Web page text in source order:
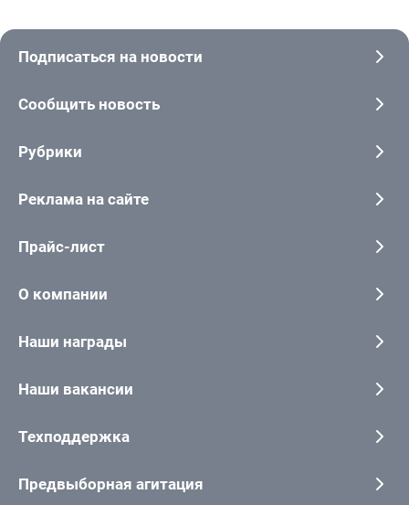
Подписаться на новости
Сообщить новость
Рубрики
Реклама на сайте
Прайс-лист
О компании
Наши награды
Наши вакансии
Техподдержка
Предвыборная агитация